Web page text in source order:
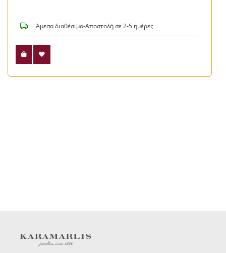
Άμεσα διαθέσιμο-Αποστολή σε 2-5 ημέρες